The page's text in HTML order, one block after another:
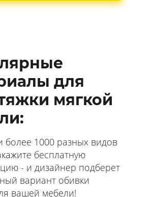
для
мягкой
более 1000 разных видов
бесплатную
- и дизайнер подберет
вариант обивки
вашей мебели!